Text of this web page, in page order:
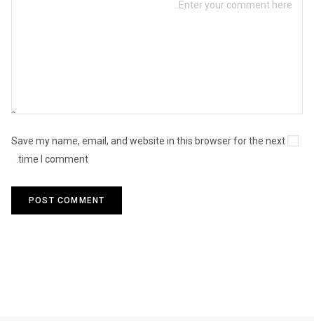
Save my name, email, and website in this browser for the next
time I comment.